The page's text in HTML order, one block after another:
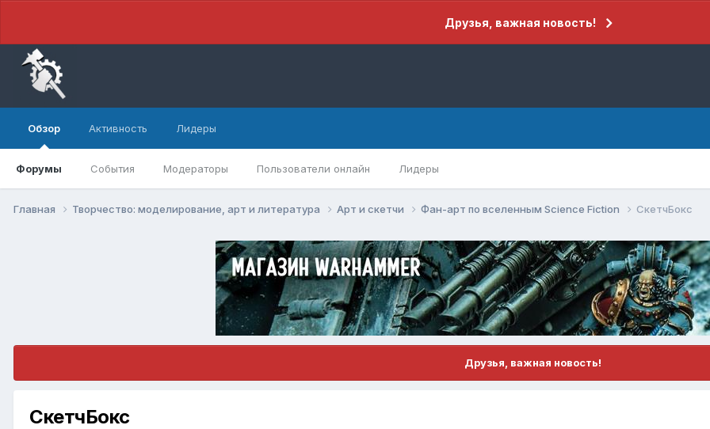
Друзья, важная новость!
Обзор
Форумы События Модераторы Пользователи онлайн Лидеры
Активность Лидеры
Главная Творчество: моделирование, арт и литература Арт и скетчи Фан-арт по вселенным Science Fiction СкетчБокс
Друзья, важная новость!
СкетчБокс